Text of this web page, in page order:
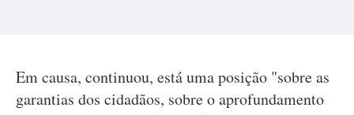
Em causa, continuou, está uma posição "sobre as
garantias dos cidadãos, sobre o aprofundamento